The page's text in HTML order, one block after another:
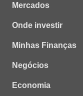
Mercados
Onde investir
Minhas Finanças
Negócios
Economia